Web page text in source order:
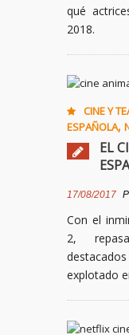
qué
2018.
CINE Y
ESPAÑOLA,
EL
17/08/2017
Con el
2,
explotado